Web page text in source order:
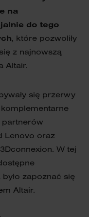
na
do tego
, które pozwoliły
z najnowszą
Altair.
się przerwy
Lenovo oraz
W tej
zapoznać się
Altair.